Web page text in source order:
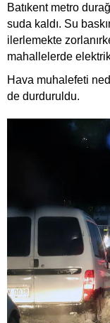
Batıkent metro
suda kaldı. Su
ilerlemekte
mahallelerde
Hava muhalefeti
de durduruldu.